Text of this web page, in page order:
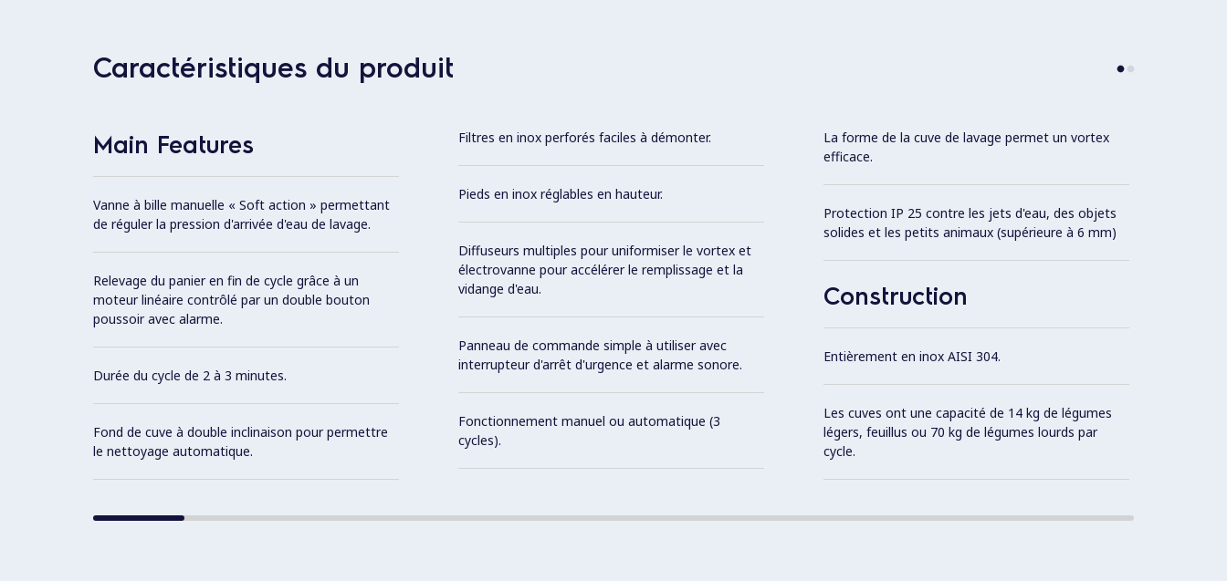
Caractéristiques du produit
Main Features
Vanne à bille manuelle « Soft action » permettant
de réguler la pression d'arrivée d'eau de lavage.
Relevage du panier en fin de cycle grâce à un
moteur linéaire contrôlé par un double bouton
poussoir avec alarme.
Durée du cycle de 2 à 3 minutes.
Fond de cuve à double inclinaison pour permettre
le nettoyage automatique.
Filtres en inox perforés faciles à démonter.
Pieds en inox réglables en hauteur.
Diffuseurs multiples pour uniformiser le vortex et
électrovanne pour accélérer le remplissage et la
vidange d'eau.
Panneau de commande simple à utiliser avec
interrupteur d'arrêt d'urgence et alarme sonore.
Fonctionnement manuel ou automatique (3
cycles).
La forme de la cuve de lavage permet un vortex
efficace.
Protection IP 25 contre les jets d'eau, des objets
solides et les petits animaux (supérieure à 6 mm)
Construction
Entièrement en inox AISI 304.
Les cuves ont une capacité de 14 kg de légumes
légers, feuillus ou 70 kg de légumes lourds par
cycle.